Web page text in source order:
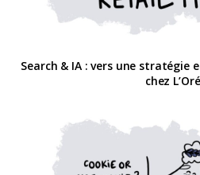
Search & IA : vers une
chez